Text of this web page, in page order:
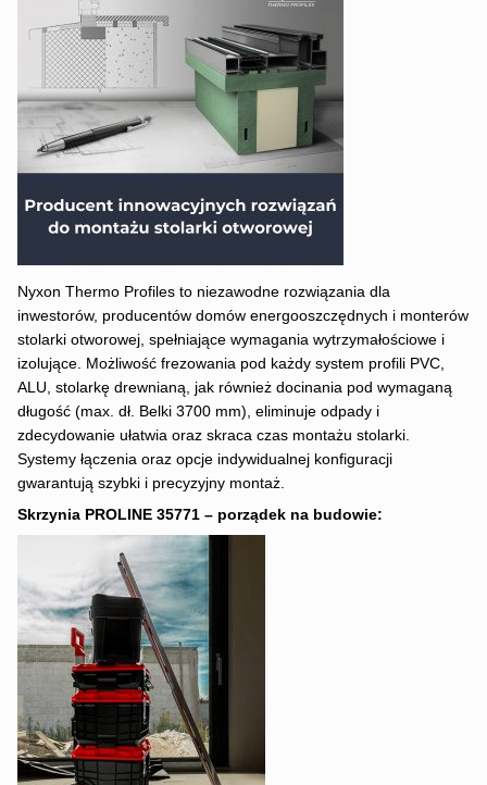
Nyxon Thermo Profiles to niezawodne rozwiązania dla
inwestorów, producentów domów energooszczędnych i monterów
stolarki otworowej, spełniające wymagania wytrzymałościowe i
izolujące. Możliwość frezowania pod każdy system profili PVC,
ALU, stolarkę drewnianą, jak również docinania pod wymaganą
długość (max. dł. Belki 3700 mm), eliminuje odpady i
zdecydowanie ułatwia oraz skraca czas montażu stolarki.
Systemy łączenia oraz opcje indywidualnej konfiguracji
gwarantują szybki i precyzyjny montaż.
Skrzynia PROLINE 35771 –porządek na budowie: